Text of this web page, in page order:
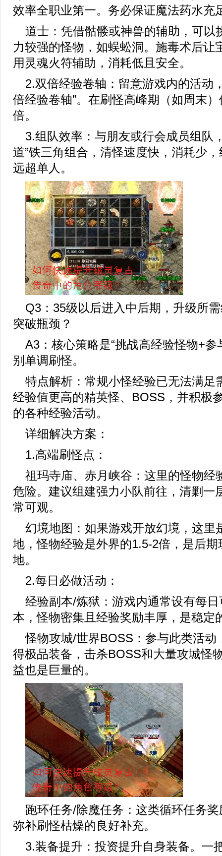
效率全职业第一。务必保证魔法药水充
道士：凭借骷髅或神兽的辅助，可以
力较强的怪物，如蜈蚣洞。施毒术后让
用灵魂火符辅助，消耗低且安全。
2.双倍经验卷轴：留意游戏内的活动
倍经验卷轴”。在刷怪高峰期（如周末
倍。
3.组队效率：与朋友或行会成员组队
道”铁三角组合，清怪速度快，消耗少
远超单人。
Q3：35级以后进入中后期，升级所
突破瓶颈？
A3：核心策略是“挑战高经验怪物+参
别单调刷怪。
特点解析：常规小怪经验已无法满足
经验值更高的精英怪、BOSS，并积极
的各种经验活动。
详细解决方案：
1.高端刷怪点：
祖玛寺庙、赤月峡谷：这里的怪物经
危险。建议组建强力小队前往，清剿一
常可观。
幻境地图：如果游戏开放幻境，这里
地，怪物经验是外界的1.5-2倍，是后
地。
2.每日必做活动：
经验副本/炼狱：游戏内通常设有每
本，怪物密集且经验奖励丰厚，是稳定
怪物攻城/世界BOSS：参与此类活动
得极品装备，击杀BOSS和大量攻城怪
益也是巨量的。
跑环任务/除魔任务：这类循环任务
弥补刷怪枯燥的良好补充。
3.装备提升：投资提升自身装备。一